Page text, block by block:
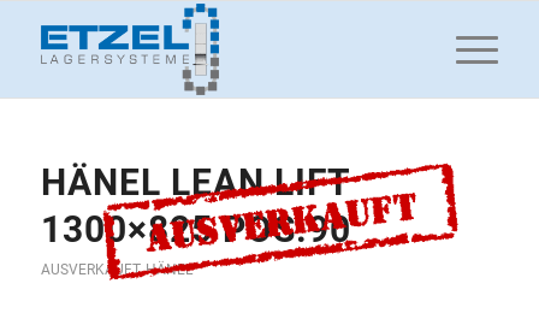
HÄNEL LEAN LIFT
1300×825 POS.90
AUSVERKAUFT,HÄNEL